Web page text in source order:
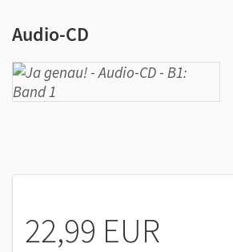
Audio-CD
22,99 EUR